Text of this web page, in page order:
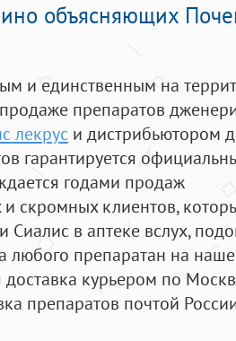
объясняющих
и единственным на
препаратов
лекрус и дистрибьютором
гарантируется
годами продаж
и скромных клиентов,
Сиалис в аптеке вслух,
любого препаратан на
курьером по
препаратов почтой